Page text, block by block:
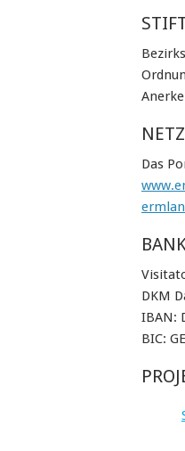
Das
DKM
IBAN:
BIC: